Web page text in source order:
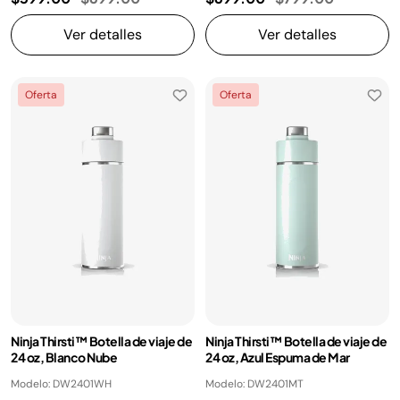
Ver detalles
Ver detalles
Oferta
Ninja Thirsti™ Botella de viaje de
24 oz, Blanco Nube
Modelo: DW2401WH
Oferta
Ninja Thirsti™ Botella de viaje de
24 oz, Azul Espuma de Mar
Modelo: DW2401MT